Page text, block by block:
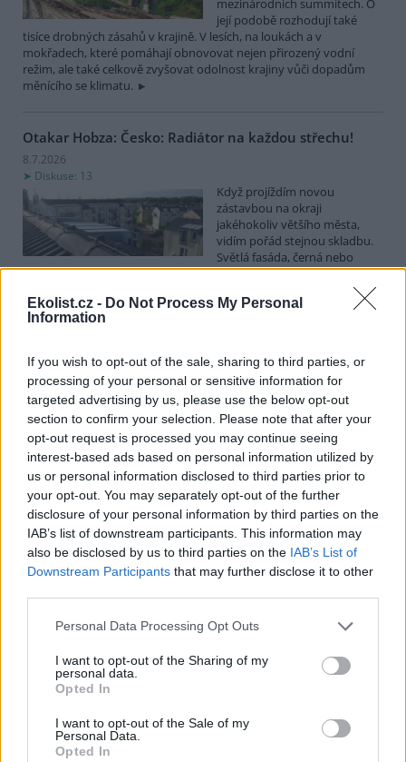
Ekolist.cz - Do Not Process My Personal
Information
If you wish to opt-out of the sale, sharing to third parties, or
processing of your personal or sensitive information for
targeted advertising by us, please use the below opt-out
section to confirm your selection. Please note that after your
opt-out request is processed you may continue seeing
interest-based ads based on personal information utilized by
us or personal information disclosed to third parties prior to
your opt-out. You may separately opt-out of the further
disclosure of your personal information by third parties on the
IAB’s list of downstream participants. This information may
also be disclosed by us to third parties on the IAB’s List of
Downstream Participants that may further disclose it to other
Personal Data Processing Opt Outs
I want to opt-out of the Sharing of my
personal data.
Opted In
I want to opt-out of the Sale of my
Personal Data.
Opted In
mezinárodních summitech. O
její podobě rozhodují také
tisíce drobných zásahů v krajině. V lesích, na loukách a v
mokřadech, které pomáhají obnovovat nejen přirozený vodní
režim, ale také celkově zvyšovat odolnost krajiny vůči dopadům
měnícího se klimatu.
Otakar Hobza: Česko: Radiátor na každou střechu!
8.7.2026
Diskuse: 13
Když projíždím novou
zástavbou na okraji
jakéhokoliv většího města,
vidím pořád stejnou skladbu.
Světlá fasáda, černá nebo
aspoň velmi tmavá krytina. Dům vedle domu, ulice za ulicí, katalog
za katalogem. Není to náhoda ani vkus jednotlivce. Je to výchozí
nastavení, které nikdo v procesu návrhu vědomě neotevřel a
nezpochybnil.
Miroslav Patrik: Končíme s pořádáním ankety Zelená
perla. Proč?
7.7.2026
Diskuse: 30
Děti Země na konci června
2025 zveřejnily výsledky 30.
ročníku ankety Zelená perla.
Na konci června 2026 ovšem
žádné výsledky 31. ročníku za
rok 2025 nezveřejnily, jen
obsáhlý analytický článek s vybranými
výsledky ankety během jejích třiceti ročníků. Je tedy jistě vhodné
uvést důvody jejího ukončení.
v Olomouci vytvořila iniciativu za ochranu delfínů a
5.7.2026
Diskuse: 8
lze podepsat a tím vyjádřit svůj